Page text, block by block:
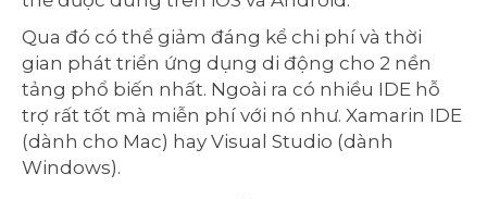
Qua đó có thể giảm đáng kể chi phí và thời
gian phát triển ứng dụng di động cho 2 nền
tảng phổ biến nhất. Ngoài ra có nhiều IDE hỗ
trợ rất tốt mà miễn phí với nó như. Xamarin IDE
(dành cho Mac) hay Visual Studio (dành
Windows).